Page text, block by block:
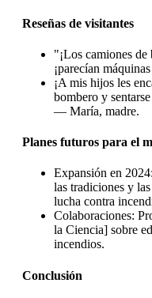
Reseñas de visitantes
"¡Los camiones
¡parecían
¡A mis hijos les
bombero y
— María, madre.
Planes futuros para el
Expansión en
las tradiciones y
lucha contra
Colaboraciones:
la Ciencia] sobre
incendios.
Conclusión